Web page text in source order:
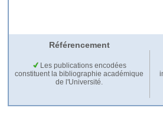
Référencement
Les publications encodées
constituent la bibliographie académique
de l'Université.